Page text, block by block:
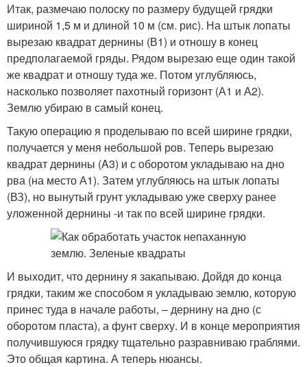
Итак, размечаю полоску по размеру будущей грядки
шириной 1,5 м и длиной 10 м (см. рис). На штык лопаты
вырезаю квадрат дернины (В1) и отношу в конец
предполагаемой гряды. Рядом вырезаю еще один такой
же квадрат и отношу туда же. Потом углубляюсь,
насколько позволяет пахотный горизонт (А1 и А2).
Землю убираю в самый конец.
Такую операцию я проделываю по всей ширине грядки,
получается у меня небольшой ров. Теперь вырезаю
квадрат дернины (A3) и с оборотом укладываю на дно
рва (на место А1). Затем углубляюсь на штык лопаты
(ВЗ), но вынутый грунт укладываю уже сверху ранее
уложенной дернины -и так по всей ширине грядки.
И выходит, что дернину я закапываю. Дойдя до конца
грядки, таким же способом я укладываю землю, которую
принес туда в начале работы, – дернину на дно (с
оборотом пласта), а фунт сверху. И в конце мероприятия
получившуюся грядку тщательно разравниваю граблями.
Это общая картина. А теперь нюансы.